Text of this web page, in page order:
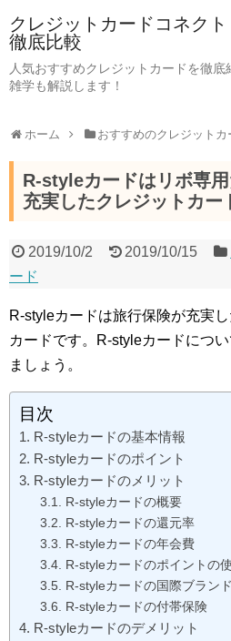
クレジットカードコネク
徹底比較
人気おすすめクレジットカードを徹
雑学も解説します！
ホーム おすすめのクレジットカ
R-styleカードはリボ専
充実したクレジットカー
2019/10/2 2019/10/15
ード
R-styleカードは旅行保険が充実
カードです。R-styleカードにつ
ましょう。
目次
R-styleカードの基本情報
R-styleカードのポイント
R-styleカードのメリット
R-styleカードの概要
R-styleカードの還元率
R-styleカードの年会費
R-styleカードのポイントの
R-styleカードの国際ブランド
R-styleカードの付帯保険
R-styleカードのデメリット